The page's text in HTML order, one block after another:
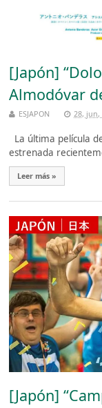
[Japón]
Almodóvar
ESJAPON 28, jun,
La última película
estrenada
Leer más »
[Japón]